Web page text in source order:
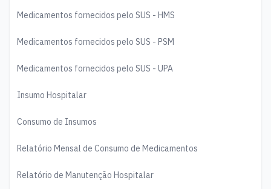
Medicamentos fornecidos pelo SUS - HMS
Medicamentos fornecidos pelo SUS - PSM
Medicamentos fornecidos pelo SUS - UPA
Insumo Hospitalar
Consumo de Insumos
Relatório Mensal de Consumo de Medicamentos
Relatório de Manutenção Hospitalar